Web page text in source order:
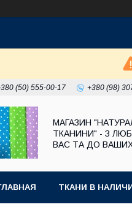
(50) 555-00-17 +380 (98)
МАГАЗИН
ТКАНИНИ" - З
ВАС ТА ДО
ТКАНИ В